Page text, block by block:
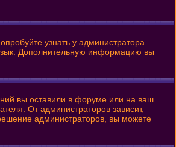
узнать у администратора
Дополнительную информацию вы
вы оставили в форуме или на ваш
От администраторов зависит,
администраторов, вы можете